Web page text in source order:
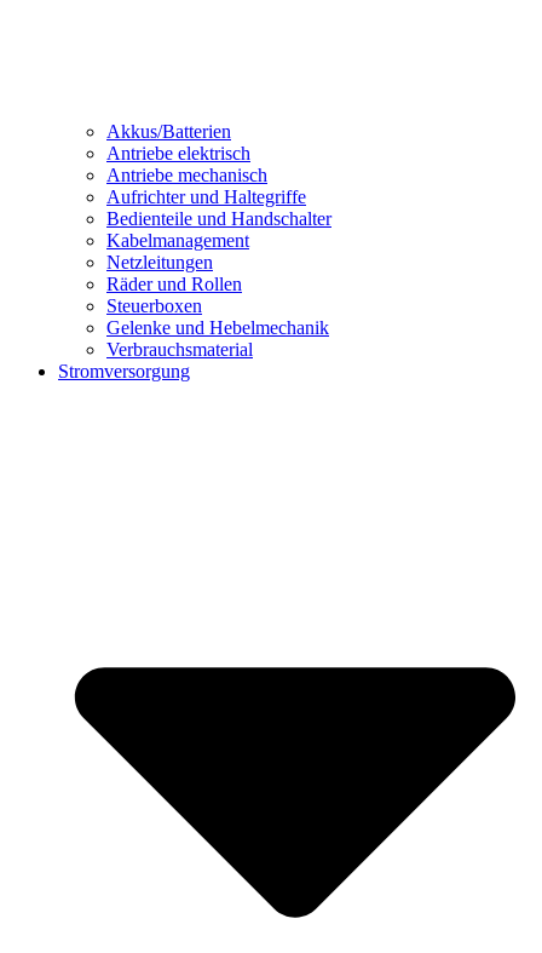
Akkus/Batterien
Antriebe elektrisch
Antriebe mechanisch
Aufrichter und Haltegriffe
Bedienteile und Handschalter
Kabelmanagement
Netzleitungen
Räder und Rollen
Steuerboxen
Gelenke und Hebelmechanik
Verbrauchsmaterial
Stromversorgung